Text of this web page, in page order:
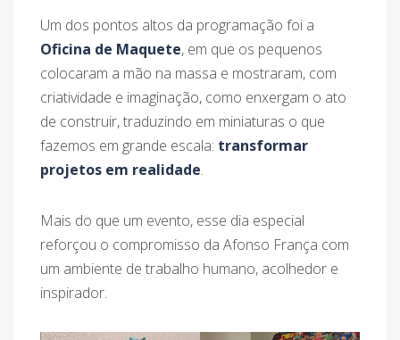
Um dos pontos altos da programação foi a
Oficina de Maquete, em que os pequenos
colocaram a mão na massa e mostraram, com
criatividade e imaginação, como enxergam o ato
de construir, traduzindo em miniaturas o que
fazemos em grande escala: transformar
projetos em realidade.
Mais do que um evento, esse dia especial
reforçou o compromisso da Afonso França com
um ambiente de trabalho humano, acolhedor e
inspirador.